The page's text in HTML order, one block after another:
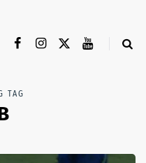
TAG